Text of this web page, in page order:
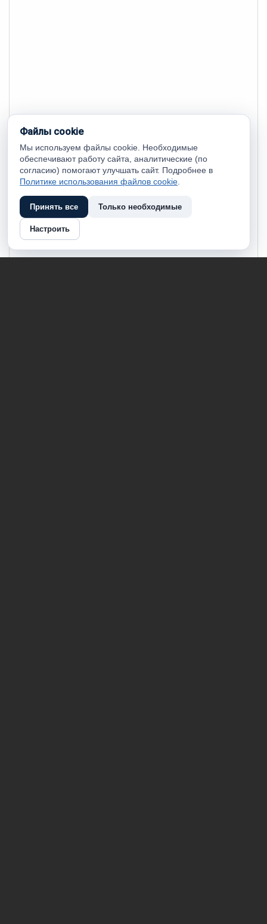
Файлы cookie
Мы используем файлы cookie. Необходимые
обеспечивают работу сайта, аналитические (по
согласию) помогают улучшать сайт. Подробнее в
Политике использования файлов cookie
Принять все Только необходимые
Настроить